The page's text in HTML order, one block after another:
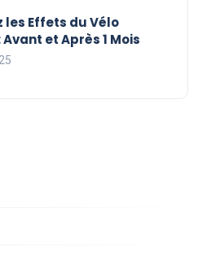
les Effets du Vélo
et Après 1 Mois